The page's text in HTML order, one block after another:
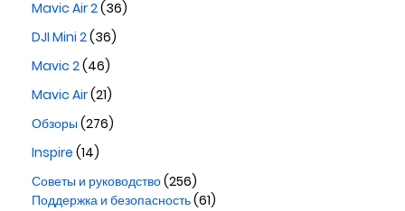
Mavic Air 2(36)
DJI Mini 2(36)
Mavic 2(46)
Mavic Air(21)
Обзоры(276)
Inspire (14)
Советы и руководство(256)
Поддержка и безопасность(61)